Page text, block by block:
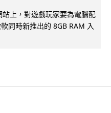
上，對遊戲玩家要為電腦配
同時新推出的 8GB RAM 入